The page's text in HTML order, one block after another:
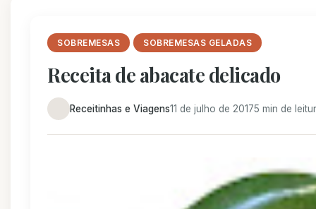
SOBREMESAS SOBREMESAS GELADAS
Receita de abacate delicado
Receitinhas e Viagens11 de julho de 20175 min de